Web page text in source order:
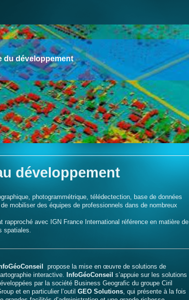
du développement
développement
photogrammétrique, télédectection, base de données
mobiliser des équipes de professionnels dans de nombreux
rapproché avec IGN France International référence en matière de
spatiales.
propose la mise en œuvre de solutions de
interactive.
InfoGéoConseil
s’appuie sur les solutions
par la société Business Geografic du groupe Ciril
et en particulier l’outil GEO Solutions , qui présente à la fois